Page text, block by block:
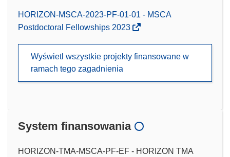
HORIZON-MSCA-2023-PF-01-01 - MSCA
Postdoctoral Fellowships 2023
Wyświetl wszystkie projekty finansowane w
ramach tego zagadnienia
System finansowania
HORIZON-TMA-MSCA-PF-EF - HORIZON TMA